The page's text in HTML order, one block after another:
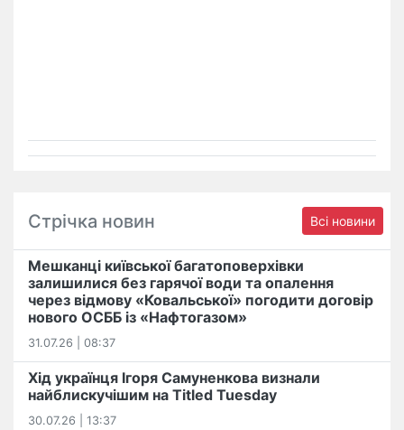
Стрічка новин Всі новини
Мешканці київської багатоповерхівки
залишилися без гарячої води та опалення
через відмову «Ковальської» погодити договір
нового ОСББ із «Нафтогазом»
31.07.26 | 08:37
Хід українця Ігоря Самуненкова визнали
найблискучішим на Titled Tuesday
30.07.26 | 13:37